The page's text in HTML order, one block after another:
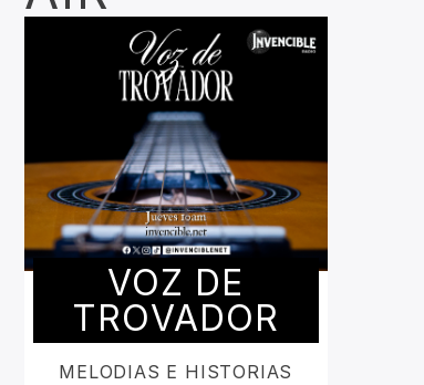
VOZ DE
TROVADOR
MELODIAS E HISTORIAS